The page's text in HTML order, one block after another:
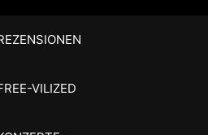
VILIZED